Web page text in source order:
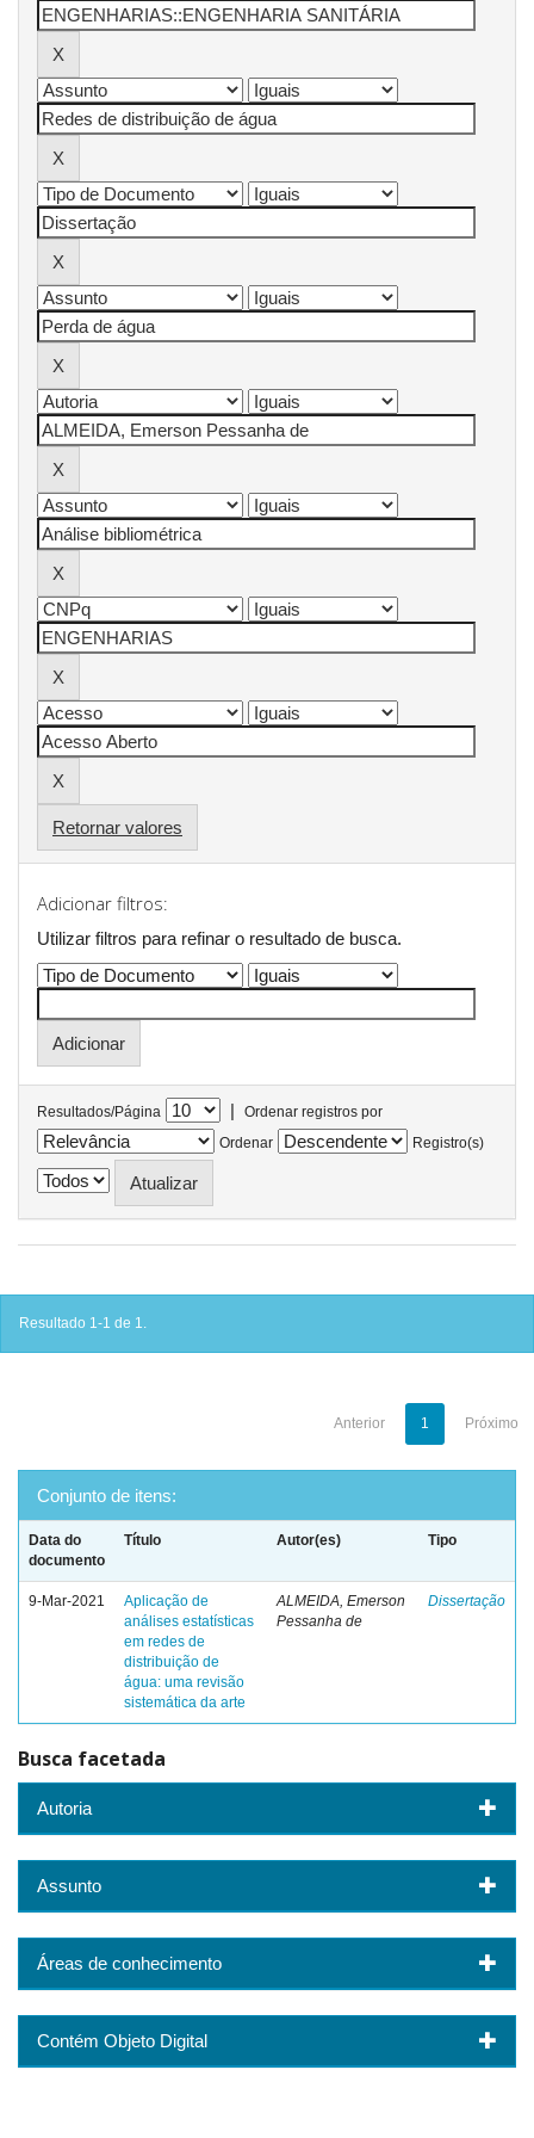
Retornar valores
Adicionar filtros:
Utilizar filtros para refinar o resultado de busca.
Resultados/Página |
Ordenar registros por
Ordenar
Registro(s)
Resultado 1-1 de 1.
Anterior 1 Próximo
Conjunto de itens:
Data do
documento
Título Autor(es) Tipo
9-Mar-2021
Aplicação de
análises estatísticas
em redes de
distribuição de
água: uma revisão
sistemática da arte
ALMEIDA, Emerson
Pessanha de
Dissertação
Busca facetada
Autoria
Assunto
Áreas de conhecimento
Contém Objeto Digital